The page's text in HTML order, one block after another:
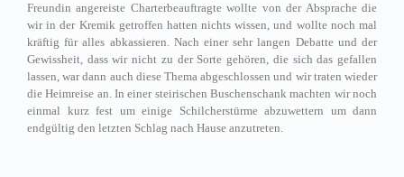
Freundin angereiste Charterbeauftragte wollte von der Absprache die
wir in der Kremik getroffen hatten nichts wissen, und wollte noch mal
kräftig für alles abkassieren. Nach einer sehr langen Debatte und der
Gewissheit, dass wir nicht zu der Sorte gehören, die sich das gefallen
lassen, war dann auch diese Thema abgeschlossen und wir traten wieder
die Heimreise an. In einer steirischen Buschenschank machten wir noch
einmal kurz fest um einige Schilcherstürme abzuwettern um dann
endgültig den letzten Schlag nach Hause anzutreten.